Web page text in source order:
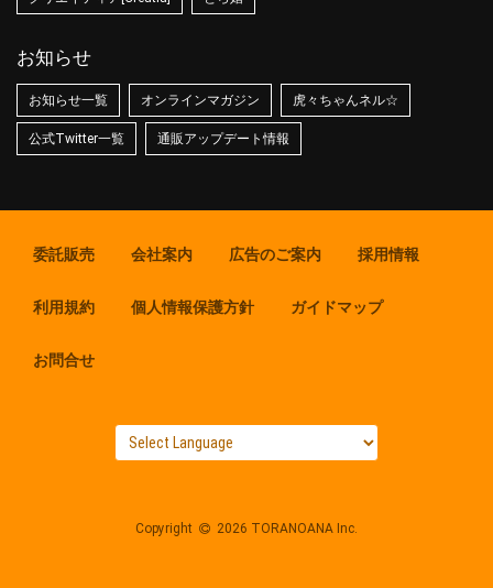
お知らせ
お知らせ一覧 オンラインマガジン 虎々ちゃんネル☆
公式Twitter一覧 通販アップデート情報
委託販売 会社案内 広告のご案内 採用情報
利用規約 個人情報保護方針 ガイドマップ
お問合せ
Copyright 2026 TORANOANA Inc.